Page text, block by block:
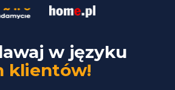
w języku
klientów!